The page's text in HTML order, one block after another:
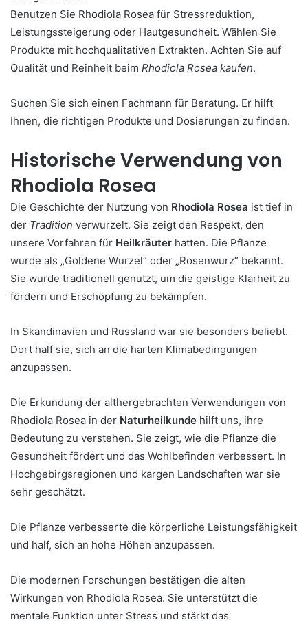
Benutzen Sie Rhodiola Rosea für Stressreduktion,
Leistungssteigerung oder Hautgesundheit. Wählen Sie
Produkte mit hochqualitativen Extrakten. Achten Sie auf
Qualität und Reinheit beim Rhodiola Rosea kaufen.
Suchen Sie sich einen Fachmann für Beratung. Er hilft
Ihnen, die richtigen Produkte und Dosierungen zu finden.
Historische Verwendung von
Rhodiola Rosea
Die Geschichte der Nutzung von Rhodiola Rosea ist tief in
der Tradition verwurzelt. Sie zeigt den Respekt, den
unsere Vorfahren für Heilkräuter hatten. Die Pflanze
wurde als „Goldene Wurzel“ oder „Rosenwurz“ bekannt.
Sie wurde traditionell genutzt, um die geistige Klarheit zu
fördern und Erschöpfung zu bekämpfen.
In Skandinavien und Russland war sie besonders beliebt.
Dort half sie, sich an die harten Klimabedingungen
anzupassen.
Die Erkundung der althergebrachten Verwendungen von
Rhodiola Rosea in der Naturheilkunde hilft uns, ihre
Bedeutung zu verstehen. Sie zeigt, wie die Pflanze die
Gesundheit fördert und das Wohlbefinden verbessert. In
Hochgebirgsregionen und kargen Landschaften war sie
sehr geschätzt.
Die Pflanze verbesserte die körperliche Leistungsfähigkeit
und half, sich an hohe Höhen anzupassen.
Die modernen Forschungen bestätigen die alten
Wirkungen von Rhodiola Rosea. Sie unterstützt die
mentale Funktion unter Stress und stärkt das